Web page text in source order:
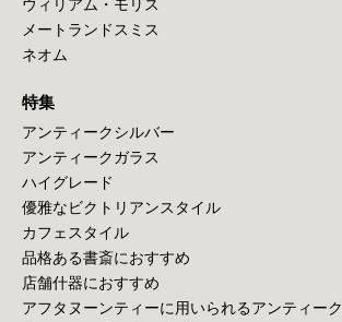
ウィリアム・モリス
メートランドスミス
ネオム
特集
アンティークシルバー
アンティークガラス
ハイグレード
優雅なビクトリアンスタイル
カフェスタイル
品格ある書斎におすすめ
店舗什器におすすめ
アフタヌーンティーに用いられるアンティーク